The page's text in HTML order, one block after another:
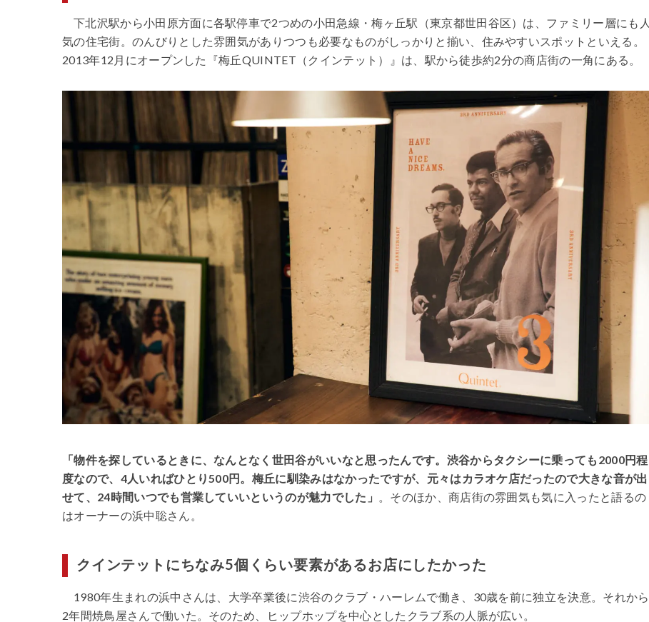
下北沢駅から小田原方面に各駅停車で2つめの小田急線・梅ヶ丘駅（東京都世田谷区）は、ファミリー層にも人
気の住宅街。のんびりとした雰囲気がありつつも必要なものがしっかりと揃い、住みやすいスポットといえる。
2013年12月にオープンした『梅丘QUINTET（クインテット）』は、駅から徒歩約2分の商店街の一角にある。
「物件を探しているときに、なんとなく世田谷がいいなと思ったんです。渋谷からタクシーに乗っても2000円程
度なので、4人いればひとり500円。梅丘に馴染みはなかったですが、元々はカラオケ店だったので大きな音が出
せて、24時間いつでも営業していいというのが魅力でした」 。そのほか、商店街の雰囲気も気に入ったと語るの
はオーナーの浜中聡さん。
クインテットにちなみ5個くらい要素があるお店にしたかった
1980年生まれの浜中さんは、大学卒業後に渋谷のクラブ・ハーレムで働き、30歳を前に独立を決意。それから
2年間焼鳥屋さんで働いた。そのため、ヒップホップを中心としたクラブ系の人脈が広い。